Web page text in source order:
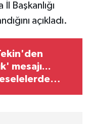
Başkanlığı
açıkladı.
mesajı...